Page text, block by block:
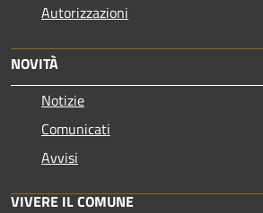
Autorizzazioni
NOVITÀ
Notizie
Comunicati
Avvisi
VIVERE IL COMUNE